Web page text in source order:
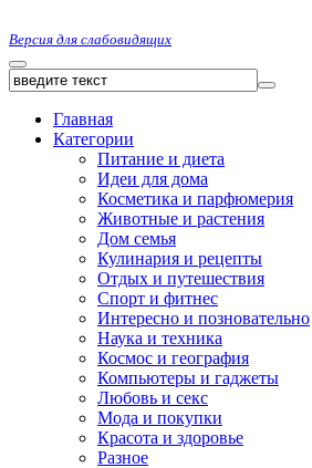
Версия для слабовидящих
Главная
Категории
Питание и диета
Идеи для дома
Косметика и парфюмерия
Животные и растения
Дом семья
Кулинария и рецепты
Отдых и путешествия
Спорт и фитнес
Интересно и позновательно
Наука и техника
Космос и география
Компьютеры и гаджеты
Любовь и секс
Мода и покупки
Красота и здоровье
Разное